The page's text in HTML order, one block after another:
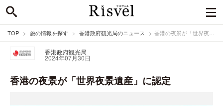
TOP 旅の情報を探す 香港政府観光局のニュース 香港の夜景が「世界夜景遺産」に認定
香港政府観光局
2024年07月30日
香港の夜景が「世界夜景遺産」に認定